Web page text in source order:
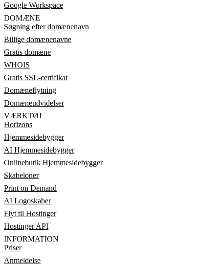
Google Workspace
DOMÆNE
Søgning efter domænenavn
Billige domænenavne
Gratis domæne
WHOIS
Gratis SSL-certifikat
Domæneflytning
Domæneudvidelser
VÆRKTØJ
Horizons
Hjemmesidebygger
AI Hjemmesidebygger
Onlinebutik Hjemmesidebygger
Skabeloner
Print on Demand
AI Logoskaber
Flyt til Hostinger
Hostinger API
INFORMATION
Priser
Anmeldelse